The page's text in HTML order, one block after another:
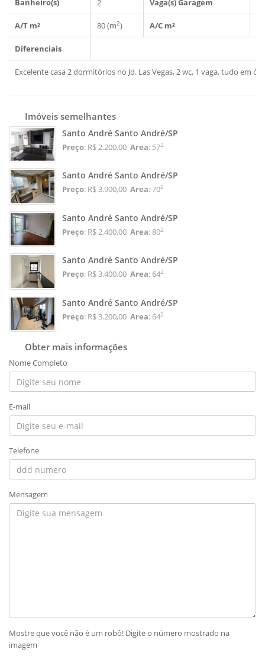
A/T m² 80 (m2) A/C m²
Diferenciais
Excelente casa 2 dormitórios no Jd. Las Vegas, 2 wc, 1 vaga, tudo em
Imóveis semelhantes
Santo André Santo André/SP
Preço: R$ 2.200,00 Area: 572
Santo André Santo André/SP
Preço: R$ 3.900,00 Area: 702
Santo André Santo André/SP
Preço: R$ 2.400,00 Area: 802
Santo André Santo André/SP
Preço: R$ 3.400,00 Area: 642
Santo André Santo André/SP
Preço: R$ 3.200,00 Area: 642
Obter mais informações
Nome Completo
E-mail
Telefone
Mensagem
Mostre que você não é um robô! Digite o número mostrado na
imagem